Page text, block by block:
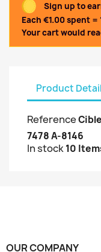
Sign up to
Each €1.00 spent =
Your cart would
Product
Reference
7478 A-8146
In stock10
OUR COMPANY